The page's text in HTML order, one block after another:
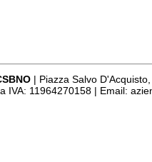
| Piazza Salvo
IVA: 11964270158 | Email: